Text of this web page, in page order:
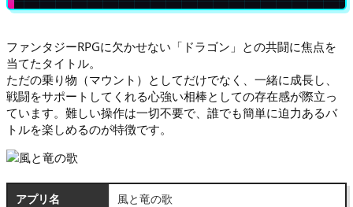
ファンタジーRPGに欠かせない「ドラゴン」との共闘に焦点を
当てたタイトル。
ただの乗り物（マウント）としてだけでなく、一緒に成長し、
戦闘をサポートしてくれる心強い相棒としての存在感が際立っ
ています。難しい操作は一切不要で、誰でも簡単に迫力あるバ
トルを楽しめるのが特徴です。
アプリ名 風と竜の歌